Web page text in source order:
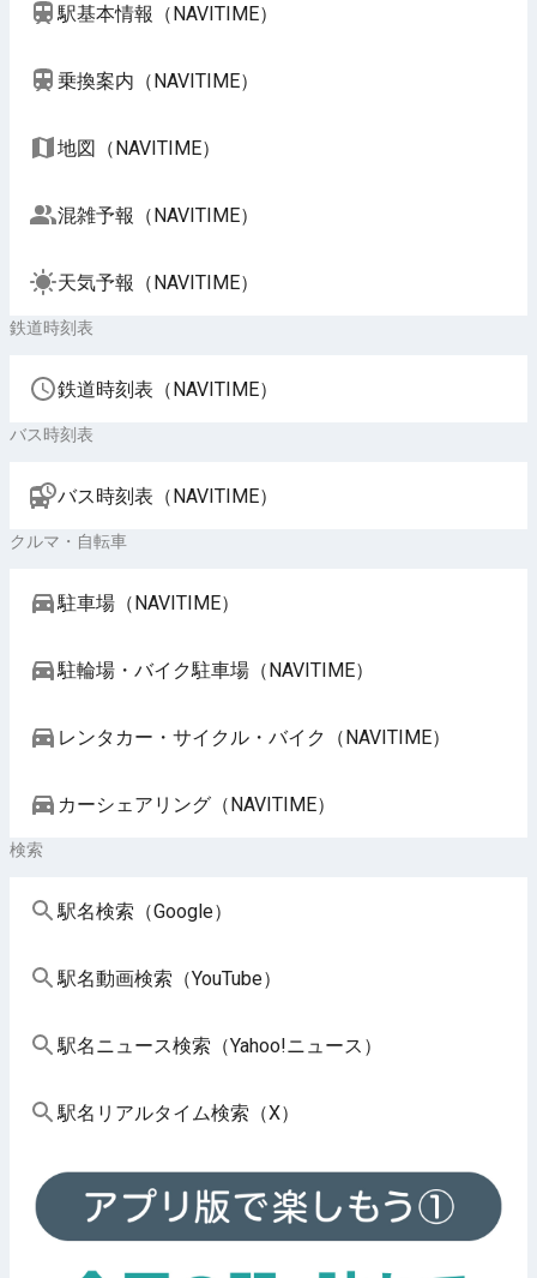
駅基本情報（NAVITIME）
乗換案内（NAVITIME）
地図（NAVITIME）
混雑予報（NAVITIME）
天気予報（NAVITIME）
鉄道時刻表
鉄道時刻表（NAVITIME）
バス時刻表
バス時刻表（NAVITIME）
クルマ・自転車
駐車場（NAVITIME）
駐輪場・バイク駐車場（NAVITIME）
レンタカー・サイクル・バイク（NAVITIME）
カーシェアリング（NAVITIME）
検索
駅名検索（Google）
駅名動画検索（YouTube）
駅名ニュース検索（Yahoo!ニュース）
駅名リアルタイム検索（X）